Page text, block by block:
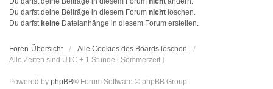
Du darfst deine Beiträge in diesem Forum nicht löschen.
Du darfst keine Dateianhänge in diesem Forum erstellen.
Foren-Übersicht
Alle Cookies des Boards löschen
Alle Zeiten sind UTC + 1 Stunde [ Sommerzeit ]
Powered by phpBB® Forum Software © phpBB Group